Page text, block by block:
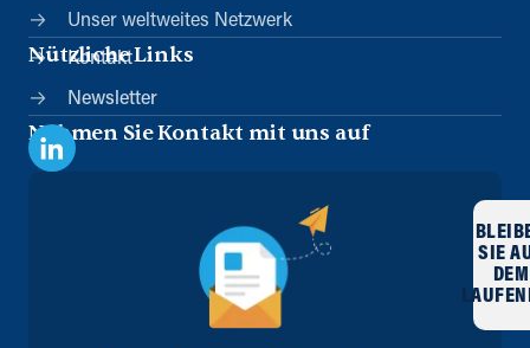
Unser weltweites Netzwerk
Nützliche Links
Kontakt
Newsletter
Nehmen Sie Kontakt mit uns auf
SIE
DEM